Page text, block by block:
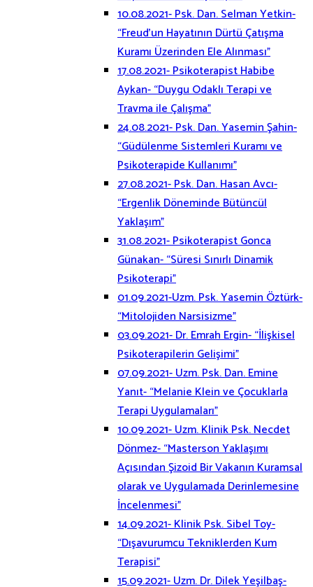
10.08.2021- Psk. Dan. Selman Yetkin-
“Freud’un Hayatının Dürtü Çatışma
Kuramı Üzerinden Ele Alınması”
17.08.2021- Psikoterapist Habibe
Aykan- “Duygu Odaklı Terapi ve
Travma ile Çalışma”
24.08.2021- Psk. Dan. Yasemin Şahin-
“Güdülenme Sistemleri Kuramı ve
Psikoterapide Kullanımı”
27.08.2021- Psk. Dan. Hasan Avcı-
“Ergenlik Döneminde Bütüncül
Yaklaşım”
31.08.2021- Psikoterapist Gonca
Günakan- “Süresi Sınırlı Dinamik
Psikoterapi”
01.09.2021-Uzm. Psk. Yasemin Öztürk-
“Mitolojiden Narsisizme”
03.09.2021- Dr. Emrah Ergin- “İlişkisel
Psikoterapilerin Gelişimi”
07.09.2021- Uzm. Psk. Dan. Emine
Yanıt- “Melanie Klein ve Çocuklarla
Terapi Uygulamaları”
10.09.2021- Uzm. Klinik Psk. Necdet
Dönmez- “Masterson Yaklaşımı
Açısından Şizoid Bir Vakanın Kuramsal
olarak ve Uygulamada Derinlemesine
İncelenmesi”
14.09.2021- Klinik Psk. Sibel Toy-
“Dışavurumcu Tekniklerden Kum
Terapisi”
15.09.2021- Uzm. Dr. Dilek Yeşilbaş-